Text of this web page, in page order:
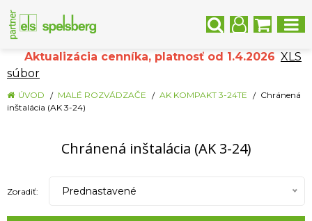
Aktualizácia cenníka, platnosť od 1.4.2026 XLS
súbor
ÚVOD MALÉ ROZVÁDZAČE AK KOMPAKT 3-24TE
Chránená
inštalácia (AK 3-24)
Chránená inštalácia (AK 3-24)
Zoradiť: Prednastavené